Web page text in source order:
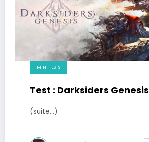
MINI TESTS
Test : Darksiders Genesis
(suite…)